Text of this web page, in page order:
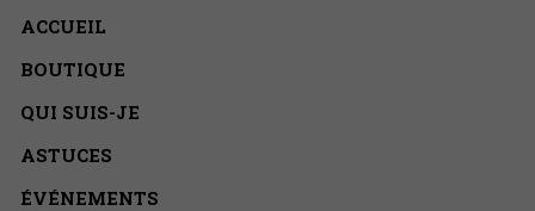
ACCUEIL
BOUTIQUE
QUI SUIS-JE
ASTUCES
ÉVÉNEMENTS